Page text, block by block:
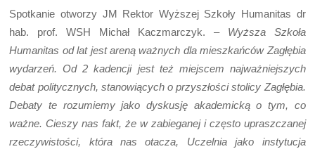
Spotkanie otworzy JM Rektor Wyższej Szkoły Humanitas dr
hab. prof. WSH Michał Kaczmarczyk. – Wyższa Szkoła
Humanitas od lat jest areną ważnych dla mieszkańców Zagłębia
wydarzeń. Od 2 kadencji jest też miejscem najważniejszych
debat politycznych, stanowiących o przyszłości stolicy Zagłębia.
Debaty te rozumiemy jako dyskusję akademicką o tym, co
ważne. Cieszy nas fakt, że w zabieganej i często upraszczanej
rzeczywistości, która nas otacza, Uczelnia jako instytucja